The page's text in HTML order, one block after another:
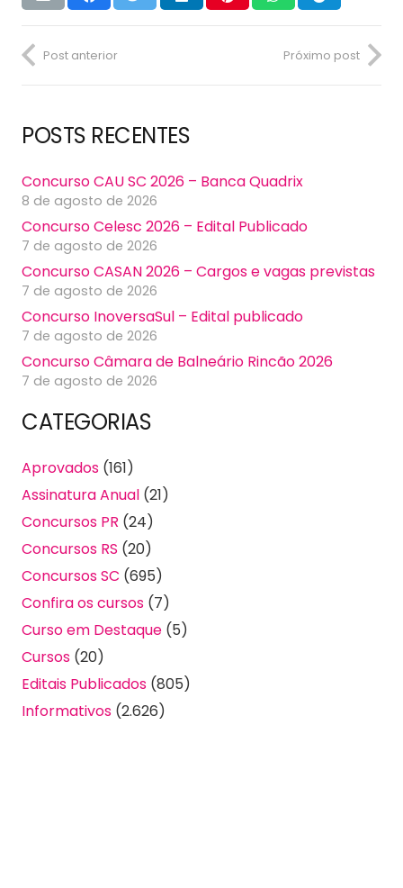
Post anterior Próximo post
POSTS RECENTES
Concurso CAU SC 2026 – Banca Quadrix
8 de agosto de 2026
Concurso Celesc 2026 – Edital Publicado
7 de agosto de 2026
Concurso CASAN 2026 – Cargos e vagas previstas
7 de agosto de 2026
Concurso InoversaSul – Edital publicado
7 de agosto de 2026
Concurso Câmara de Balneário Rincão 2026
7 de agosto de 2026
CATEGORIAS
Aprovados (161)
Assinatura Anual (21)
Concursos PR (24)
Concursos RS (20)
Concursos SC (695)
Confira os cursos (7)
Curso em Destaque (5)
Cursos (20)
Editais Publicados (805)
Informativos (2.626)